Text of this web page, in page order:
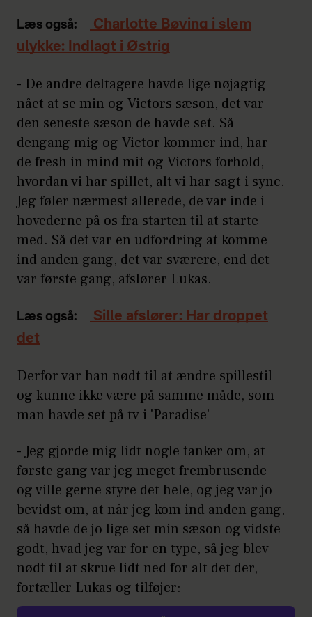
Læs også:
Charlotte Bøving i slem
ulykke: Indlagt i Østrig
- De andre deltagere havde lige nøjagtig
nået at se min og Victors sæson, det var
den seneste sæson de havde set. Så
dengang mig og Victor kommer ind, har
de fresh in mind mit og Victors forhold,
hvordan vi har spillet, alt vi har sagt i sync.
Jeg føler nærmest allerede, de var inde i
hovederne på os fra starten til at starte
med. Så det var en udfordring at komme
ind anden gang, det var sværere, end det
var første gang, afslører Lukas.
Læs også:
Sille afslører: Har droppet
det
Derfor var han nødt til at ændre spillestil
og kunne ikke være på samme måde, som
man havde set på tv i 'Paradise'
- Jeg gjorde mig lidt nogle tanker om, at
første gang var jeg meget frembrusende
og ville gerne styre det hele, og jeg var jo
bevidst om, at når jeg kom ind anden gang,
så havde de jo lige set min sæson og vidste
godt, hvad jeg var for en type, så jeg blev
nødt til at skrue lidt ned for alt det der,
fortæller Lukas og tilføjer: